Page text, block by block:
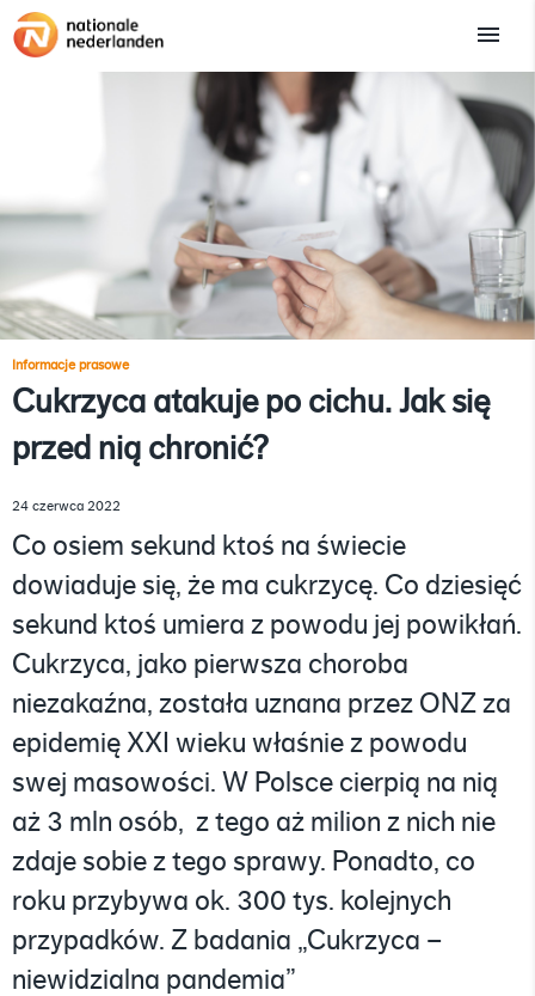
Informacje prasowe
Cukrzyca atakuje po cichu. Jak się
przed nią chronić?
24 czerwca 2022
Co osiem sekund ktoś na świecie
dowiaduje się, że ma cukrzycę. Co dziesięć
sekund ktoś umiera z powodu jej powikłań.
Cukrzyca, jako pierwsza choroba
niezakaźna, została uznana przez ONZ za
epidemię XXI wieku właśnie z powodu
swej masowości. W Polsce cierpią na nią
aż 3 mln osób, z tego aż milion z nich nie
zdaje sobie z tego sprawy. Ponadto, co
roku przybywa ok. 300 tys. kolejnych
przypadków. Z badania „Cukrzyca –
niewidzialna pandemia”